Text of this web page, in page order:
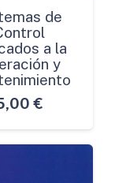
de
a la
y
€